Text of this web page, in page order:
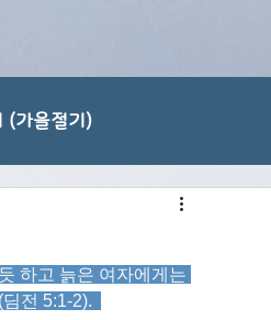
(가을절기)
하고 늙은 여자에게는
전 5:1-2).